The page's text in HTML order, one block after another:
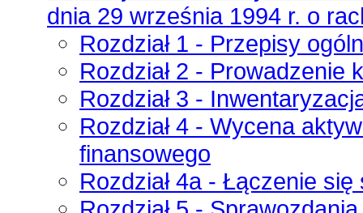
dnia 29 września 1994 r. o
Rozdział 1 - Przepisy
Rozdział 2 - Prowadzenie
Rozdział 3 -
Rozdział 4 - Wycena
finansowego
Rozdział 4a - Łączenie się